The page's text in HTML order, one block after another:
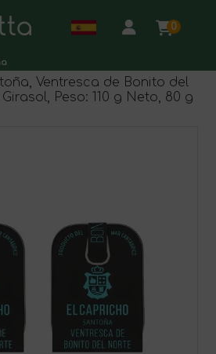
0
Ventresca de Bonito del
Peso: 110 g Neto, 80 g